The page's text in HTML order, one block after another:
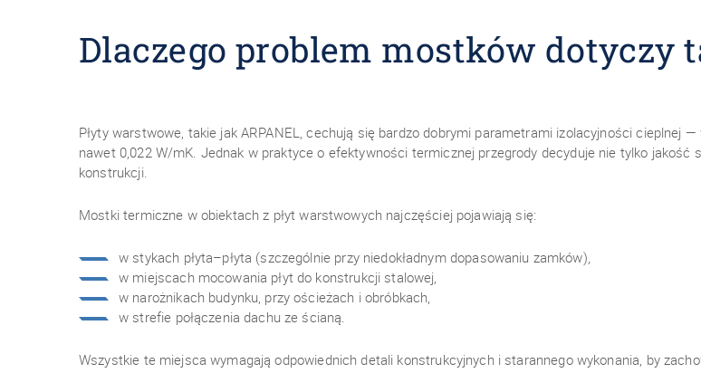
Dlaczego problem mostków dotyczy
Płyty warstwowe, takie jak ARPANEL, cechują się bardzo dobrymi parametrami izolacyjności cieplnej
nawet 0,022 W/mK. Jednak w praktyce o efektywności termicznej przegrody decyduje nie tylko jakość
konstrukcji.
Mostki termiczne w obiektach z płyt warstwowych najczęściej pojawiają się:
w stykach płyta–płyta (szczególnie przy niedokładnym dopasowaniu zamków),
w miejscach mocowania płyt do konstrukcji stalowej,
w narożnikach budynku, przy ościeżach i obróbkach,
w strefie połączenia dachu ze ścianą.
Wszystkie te miejsca wymagają odpowiednich detali konstrukcyjnych i starannego wykonania, by